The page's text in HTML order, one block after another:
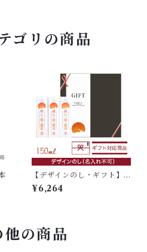
ゴリの商品
【デザインのし・ギフト】
晴レノ日ノ醤油 150ml×3本
入
¥6,264
他の商品